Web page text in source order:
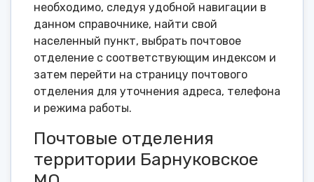
необходимо, следуя удобной навигации в
данном справочнике, найти свой
населенный пункт, выбрать почтовое
отделение с соответствующим индексом и
затем перейти на страницу почтового
отделения для уточнения адреса, телефона
и режима работы.
Почтовые отделения
территории Барнуковское